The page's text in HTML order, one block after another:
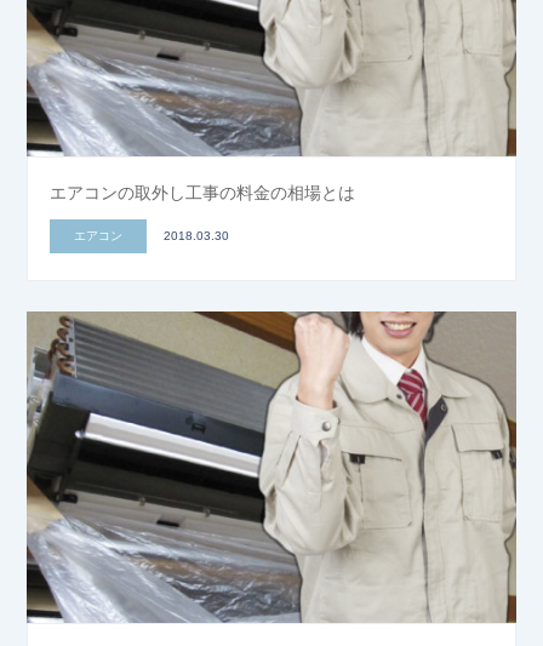
エアコンの取外し工事の料金の相場とは
エアコン 2018.03.30